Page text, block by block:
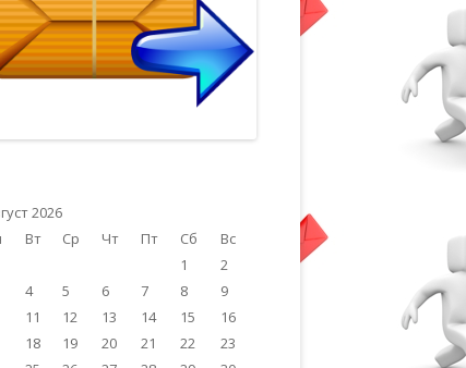
2026
Вт Ср Чт Пт Сб
Вс
1
2
4 5 6 7 8
9
11 12 13 14 15
16
18 19 20 21 22
23